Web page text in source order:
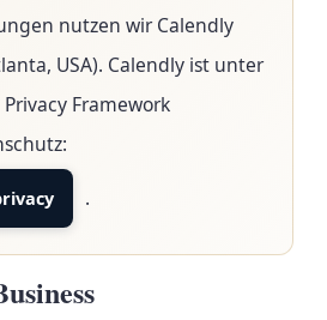
nutzen wir Calendly
USA). Calendly ist unter
Framework
.